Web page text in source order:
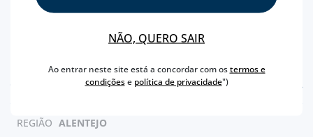
CARACTERÍSTICAS
REGIÃO ALENTEJO
NÃO, QUERO SAIR
Ao entrar neste site está a concordar com ostermos e
condiçõese política de privacidade")